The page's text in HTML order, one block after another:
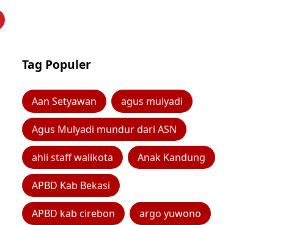
Tag Populer
Aan Setyawan agus mulyadi
Agus Mulyadi mundur dari ASN
ahli staff walikota Anak Kandung
APBD Kab Bekasi
APBD kab cirebon argo yuwono